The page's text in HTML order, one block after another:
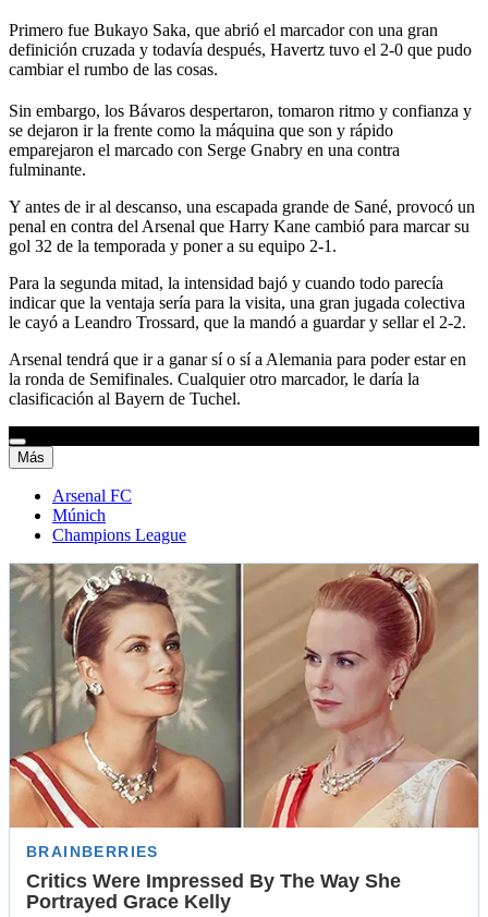
Primero fue Bukayo Saka, que abrió el marcador con una gran
definición cruzada y todavía después, Havertz tuvo el 2-0 que pudo
cambiar el rumbo de las cosas.
Sin embargo, los Bávaros despertaron, tomaron ritmo y confianza y
se dejaron ir la frente como la máquina que son y rápido
emparejaron el marcado con Serge Gnabry en una contra
fulminante.
Y antes de ir al descanso, una escapada grande de Sané, provocó un
penal en contra del Arsenal que Harry Kane cambió para marcar su
gol 32 de la temporada y poner a su equipo 2-1.
Para la segunda mitad, la intensidad bajó y cuando todo parecía
indicar que la ventaja sería para la visita, una gran jugada colectiva
le cayó a Leandro Trossard, que la mandó a guardar y sellar el 2-2.
Arsenal tendrá que ir a ganar sí o sí a Alemania para poder estar en
la ronda de Semifinales. Cualquier otro marcador, le daría la
clasificación al Bayern de Tuchel.
Más
Arsenal FC
Múnich
Champions League